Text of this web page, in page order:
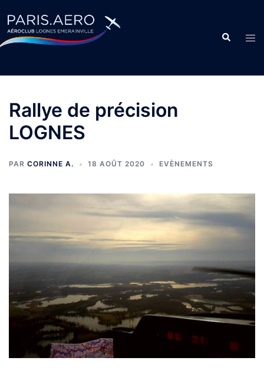
Rallye de précision
LOGNES
PAR CORINNE A. 18 AOÛT 2020 EVÈNEMENTS